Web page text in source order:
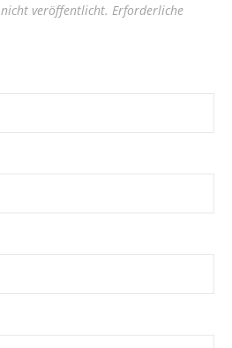
veröffentlicht. Erforderliche